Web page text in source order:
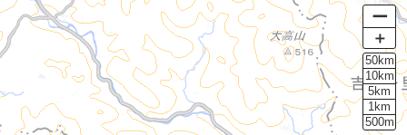
ー
＋
50km
10km
5km
1km
500m